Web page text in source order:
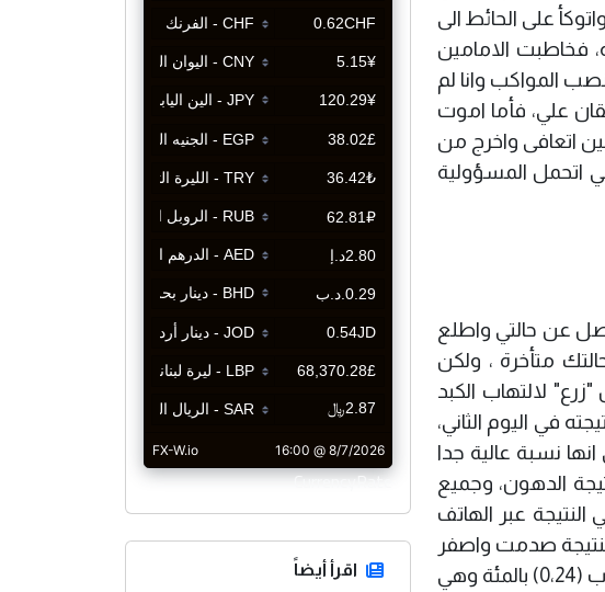
على الحائط الى
فخاطبت الامامين
المواكب وانا لم
علي، فأما اموت
اتعافى واخرج من
اتحمل المسؤولية
عن حالتي واطلع
متأخرة ، ولكن
لالتهاب الكبد
في اليوم الثاني،
نسبة عالية جدا
التهاب عادي نتيجة الدهون، وجميع
وصلتني النتيجة عبر الهاتف
صدمت واصفر
وجهها فقلت لها اخبريني مهما يكون الامر وكنت آيسا من الشفاء، فأخبرتني ان نسبة الالتهاب (0،24) بالمئة وهي
CurrencyRate
اقرأ أيضاً